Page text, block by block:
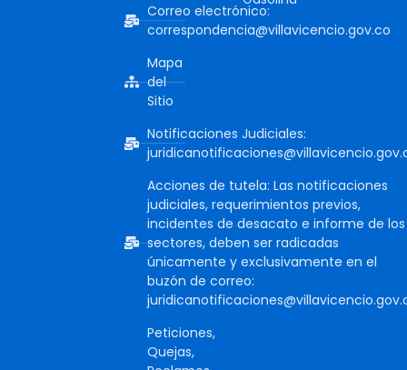
Correo electrónico:
correspondencia@villavicencio.gov.co
Mapa
del
Sitio
Notificaciones Judiciales:
Acciones de tutela: Las notificaciones
judiciales, requerimientos previos,
incidentes de desacato e informe de los
sectores, deben ser radicadas
únicamente y exclusivamente en el
buzón de correo:
Peticiones,
Quejas,